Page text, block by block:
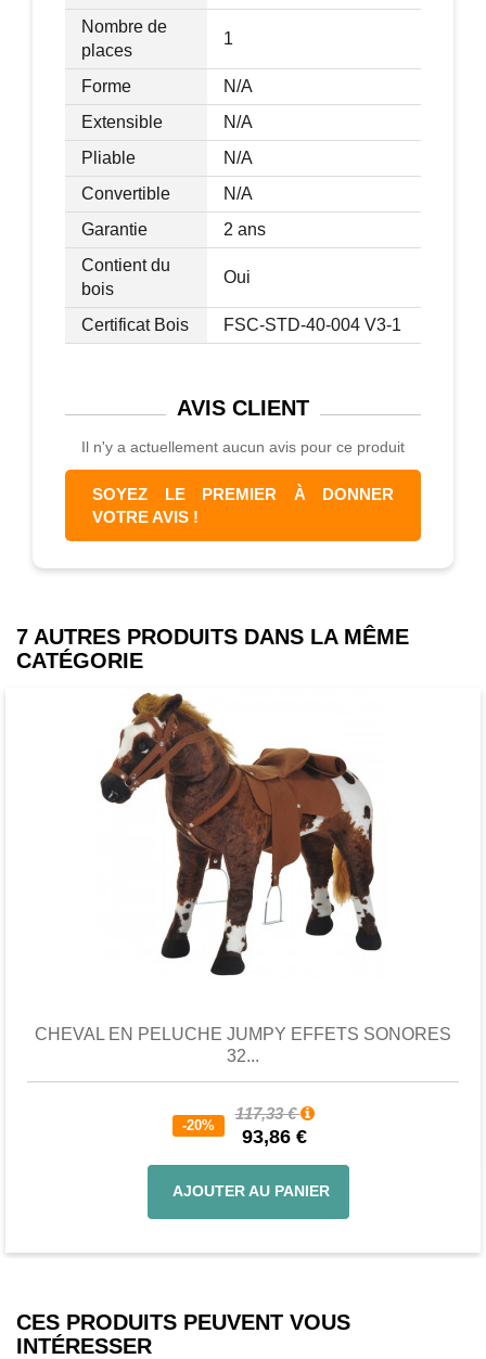
Nombre de
places
1
Forme
N/A
Extensible
N/A
Pliable
N/A
Convertible
N/A
Garantie
2 ans
Contient du
bois
Oui
Certificat Bois FSC-STD-40-004 V3-1
AVIS CLIENT
Il n'y a actuellement aucun avis pour ce produit
SOYEZ LE PREMIER À DONNER
VOTRE AVIS !
7 AUTRES PRODUITS DANS LA MÊME
CATÉGORIE
CHEVAL EN PELUCHE JUMPY EFFETS SONORES
32...
-20%
117,33 €
93,86 €
AJOUTER AU PANIER
Favori
CES PRODUITS PEUVENT VOUS
INTÉRESSER